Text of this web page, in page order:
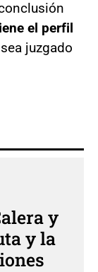
el perfil
juzgado
y
y la